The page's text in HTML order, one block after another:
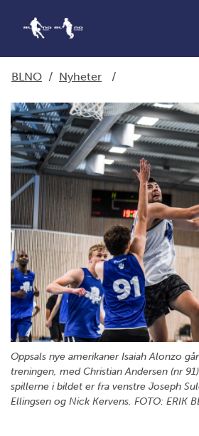
BLNO / Nyheter /
Oppsals nye amerikaner Isaiah Alonzo
treningen, med Christian Andersen (nr
spillerne i bildet er fra venstre Joseph
Ellingsen og Nick Kervens. FOTO: ERIK